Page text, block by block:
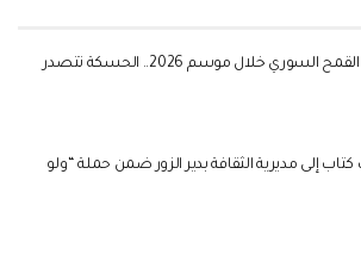
قفزة في إنتاج القمح السوري خلال موسم 2026.. الحسكة تتصدر
4 آلاف كتاب إلى مديرية الثقافة بدير الزور ضمن حملة “ولو